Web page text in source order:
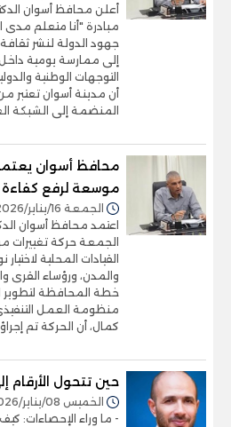
أعلن محافظ أسوان
مبادرة "أنا متعلم مدى
جهود الدولة لنشر
إلى ممارسة يومية
التوجهات الوطنية
أن مدينة أسوان تعتبر
المنضمة إلى الشبكة
محافظ أسوان
موسعة لرفع كفاءة
الجمعة 16/يناير/2026 - 04:53 م
اعتمد محافظ أسوان
الجمعة حركة
القيادات المحلية
والمدن، ورؤساء القرى
خطة المحافظة لتطوير
منظومة العمل
كمال، أن الحركة تم
حين تتحول الأرقام
الخميس 08/يناير/2026 - 04:09 م
- ما وراء الإحصاءات: